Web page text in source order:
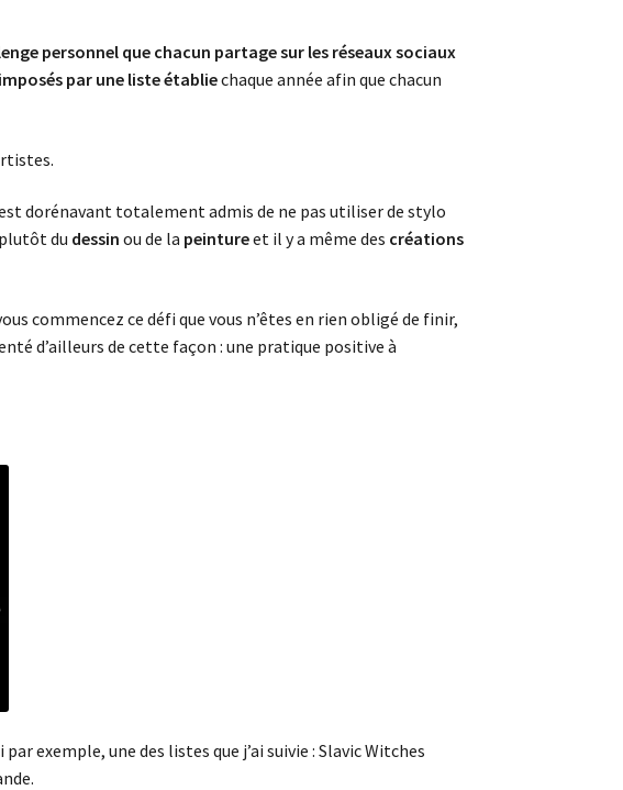
personnel que chacun partage sur les réseaux sociaux
par une liste établiechaque année afin que chacun
dorénavant totalement admis de ne pas utiliser de stylo
du dessin ou de la peintureet il y a même des créations
commencez ce défi que vous n’êtes en rien obligé de finir,
d’ailleurs de cette façon : une pratique positive à
exemple, une des listes que j’ai suivie : Slavic Witches